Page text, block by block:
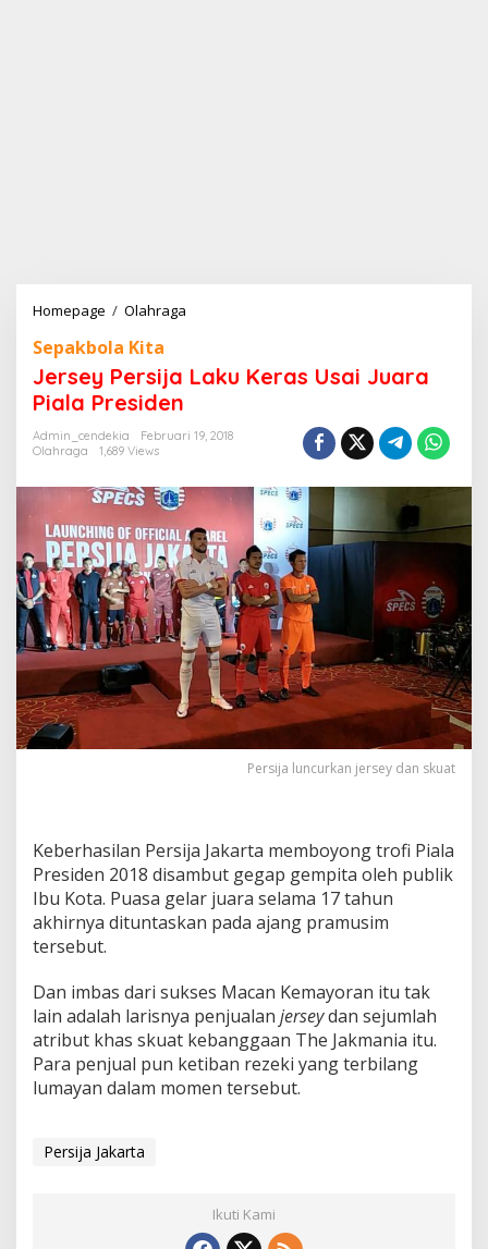
Homepage / Olahraga
s
e
P
s
j
a
L
a
k
u
K
e
r
a
s
U
u
a
r
a
P
a
P
r
s
i
Sepakbola Kita
Jersey Persija Laku Keras Usai Juara
Piala Presiden
Admin_cendekia
Februari 19, 2018
Olahraga
1,689 Views
Persija luncurkan jersey dan skuat
Keberhasilan Persija Jakarta memboyong trofi Piala
Presiden 2018 disambut gegap gempita oleh publik
Ibu Kota. Puasa gelar juara selama 17 tahun
akhirnya dituntaskan pada ajang pramusim
tersebut.
Dan imbas dari sukses Macan Kemayoran itu tak
lain adalah larisnya penjualan jerseydan sejumlah
atribut khas skuat kebanggaan The Jakmania itu.
Para penjual pun ketiban rezeki yang terbilang
lumayan dalam momen tersebut.
Persija Jakarta
Ikuti Kami